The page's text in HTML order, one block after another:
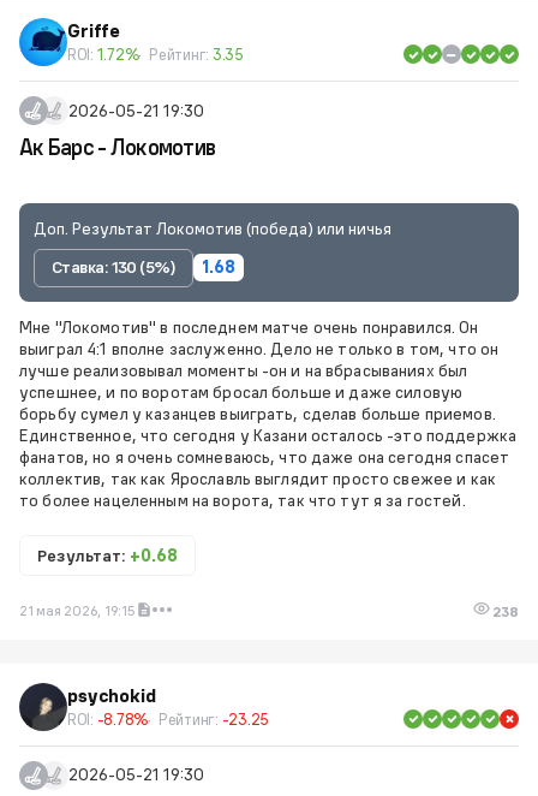
Griffe
ROI: 1.72% Рейтинг: 3.35
2026-05-21 19:30
Ак Барс - Локомотив
Доп. Результат Локомотив (победа) или ничья
Ставка: 130 (5%)
1.68
Мне "Локомотив" в последнем матче очень понравился. Он
выиграл 4:1 вполне заслуженно. Дело не только в том, что он
лучше реализовывал моменты -он и на вбрасываниях был
успешнее, и по воротам бросал больше и даже силовую
борьбу сумел у казанцев выиграть, сделав больше приемов.
Единственное, что сегодня у Казани осталось -это поддержка
фанатов, но я очень сомневаюсь, что даже она сегодня спасет
коллектив, так как Ярославль выглядит просто свежее и как
то более нацеленным на ворота, так что тут я за гостей.
Результат: +0.68
21 мая 2026, 19:15 238
psychokid
ROI: -8.78% Рейтинг: -23.25
2026-05-21 19:30